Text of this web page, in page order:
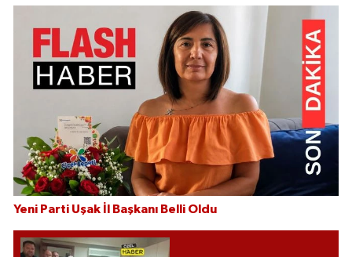
Yeni Parti Uşak İl Başkanı Belli Oldu